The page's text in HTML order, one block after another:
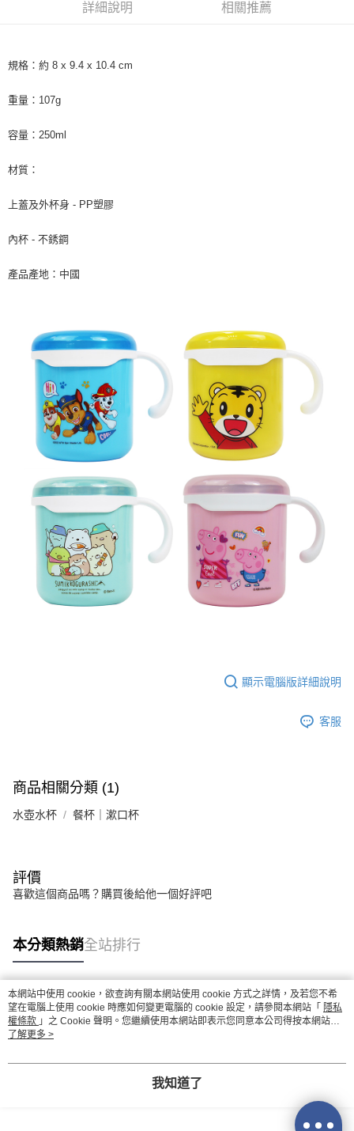
【「AFTEE先享後付」結帳流程】
２．訂單成立數日內，您將收到繳費通知簡訊。
３．收到繳費通知簡訊後14天內，點擊此簡訊中的連結，可透過四大超商／
※ 請注意：結帳手續完成當下不需立刻繳費，但若您需要取消訂單，請聯絡
後付繳納相關費用。
客戶支援中心」
【注意事項】
權轉讓予恩沛科技股份有限公司。
https://aftee.tw/terms/#terms3
４．使用「AFTEE先享後付」時，將依據個別帳號之用戶狀況，依本公司即
時審查核予不同之上限額度；若仍有額度不足之情形，本公司將視審查結果
請求用戶進行身份認證。
５．嚴禁一人註冊多個帳號或使用他人資訊註冊。若發現惡意使用之情形，
恩沛科技股份有限公司將有權停止該用戶之使用額度並採取法律行動。
每筆NT$60，滿NT$590(含以上)免運費
每筆NT$60，滿NT$590(含以上)免運費
7-11取貨付款
每筆NT$60，滿NT$590(含以上)免運費
離島宅配
每筆NT$150，滿NT$890(含以上)免運費
詳細說明 相關推薦
規格：約 8 x 9.4 x 10.4 cm
重量：107g
容量：250ml
材質：
上蓋及外杯身 - PP塑膠
內杯 - 不銹鋼
產品產地：中國
顯示電腦版詳細說明
客服
商品相關分類 (1)
水壺水杯 餐杯｜漱口杯
評價
喜歡這個商品嗎？購買後給他一個好評吧
本分類熱銷全站排行
熱門標籤
本網站中使用 cookie，欲查詢有關本網站使用 cookie 方式之詳情，及若您不希
望在電腦上使用 cookie 時應如何變更電腦的 cookie 設定，請參閱本網站「 隱私
權條款 」之 Cookie 聲明。您繼續使用本網站即表示您同意本公司得按本網站使
用條款之 Cookie 聲明使用 cookie。
了解更多 >
我知道了